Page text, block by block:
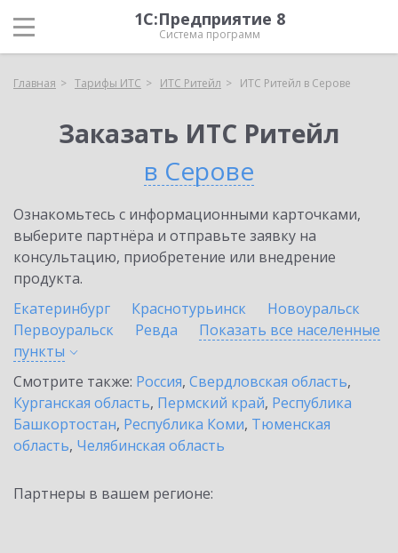
1С:Предприятие 8
Система программ
Главная Тарифы ИТС ИТС Ритейл ИТС Ритейл в Серове
Заказать ИТС Ритейл
в Серове
Ознакомьтесь с информационными карточками,
выберите партнёра и отправьте заявку на
консультацию, приобретение или внедрение
продукта.
Екатеринбург
Краснотурьинск
Новоуральск
Первоуральск
Ревда
Показать все населенные
пункты
Смотрите также: Россия, Свердловская область,
Курганская область, Пермский край, Республика
Башкортостан, Республика Коми, Тюменская
область, Челябинская область
Партнеры в вашем регионе: